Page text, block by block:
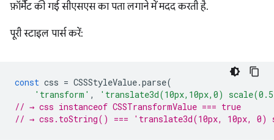
फ़ॉर्मैट की गई सीएसएस का पता लगाने में मदद करती है.
पूरी स्टाइल पार्स करें:
const css = CSSStyleValue.parse(
'transform' ,
'translate3d(10px,10px,0)
// → css instanceof CSSTransformValue === true
// → css.toString() === 'translate3d(10px, 10px, 0)